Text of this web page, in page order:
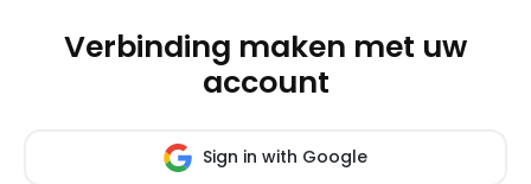
Verbinding maken met uw
account
Sign in with Google